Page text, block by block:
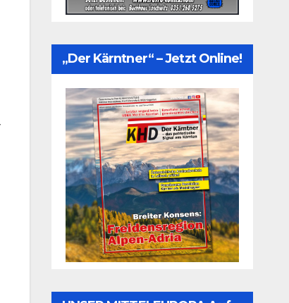
„Der Kärntner“ – Jetzt Online!